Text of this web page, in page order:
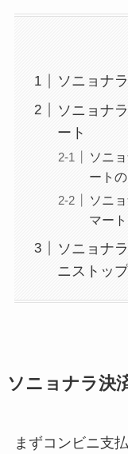
ソニョナ
ソニョナ
ート
ソニ
ート
ソニ
マー
ソニョナ
ニストップ
ソニョナラ決
まずコンビニ支